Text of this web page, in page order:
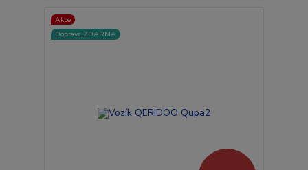
Akce
Doprava ZDARMA